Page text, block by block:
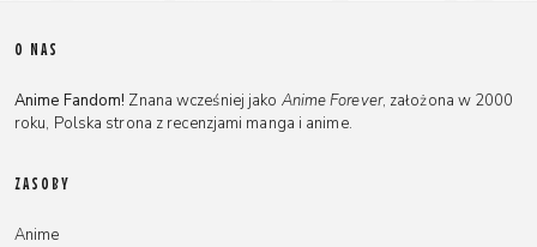
O NAS
Anime Fandom! Znana wcześniej jako Anime Forever, założona w 2000
roku, Polska strona z recenzjami manga i anime.
ZASOBY
Anime